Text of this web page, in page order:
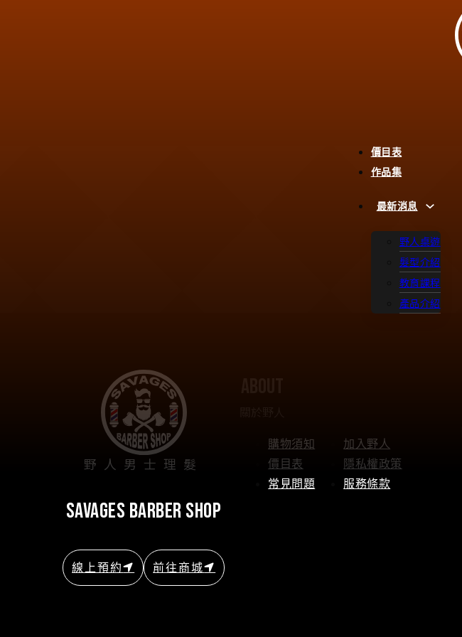
價目表
作品集
最新消息
野人桌遊
髮型介紹
教育課程
產品介紹
野人男士理髮
savages barber shop
線上預約 前往商城
購物須知
價目表
常見問題
加入野人
隱私權政策
服務條款